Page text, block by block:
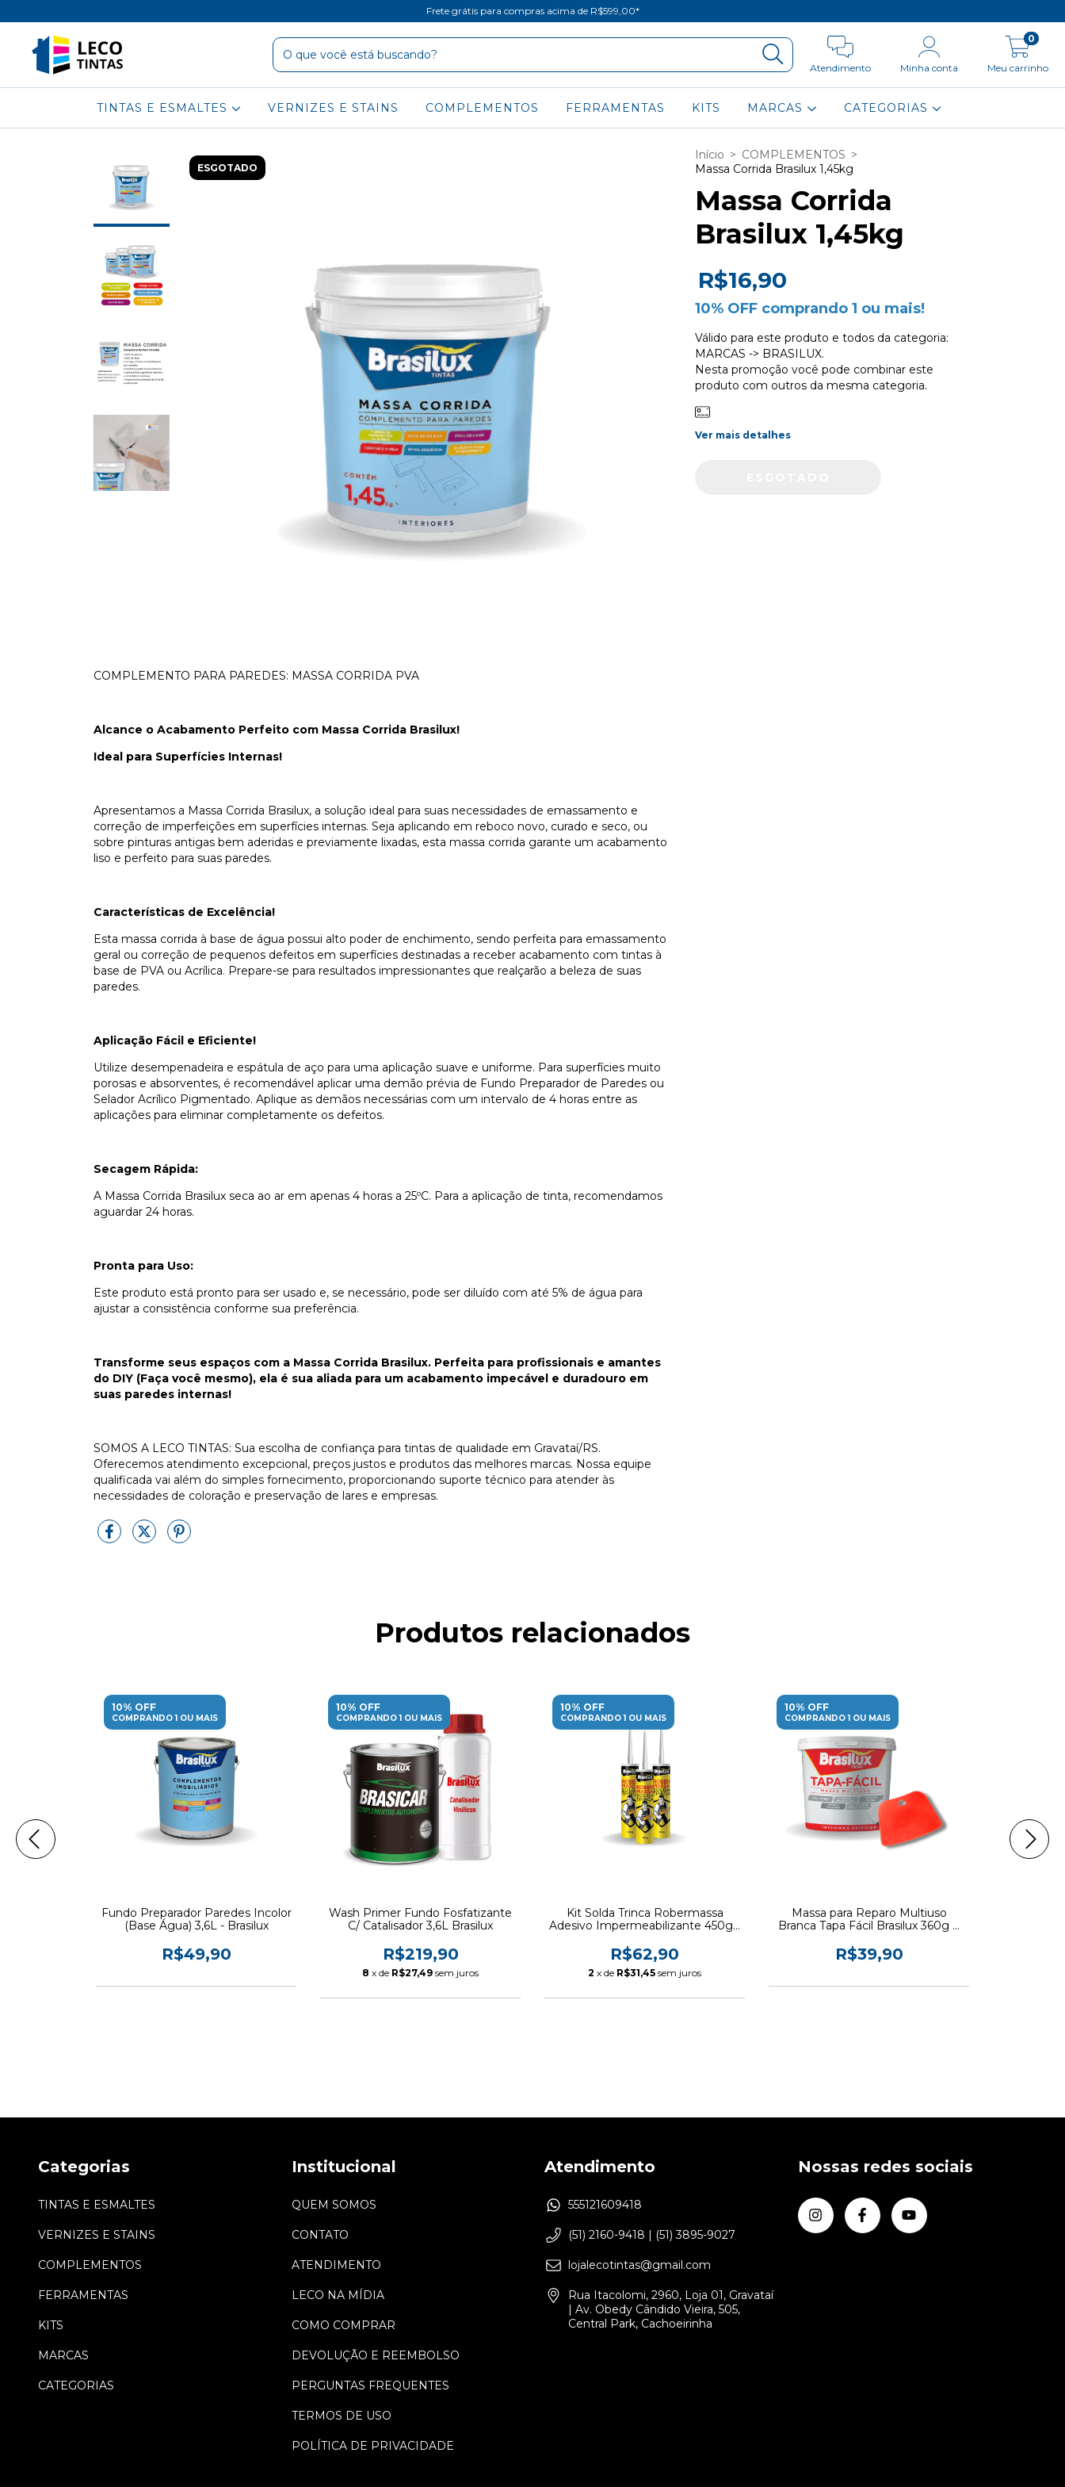
Frete grátis para compras acima de R$599,00*
Atendimento Minha conta Meu carrinho
0
TINTAS E ESMALTES VERNIZES E STAINS COMPLEMENTOS FERRAMENTAS KITS MARCAS CATEGORIAS
ESGOTADO
COMPLEMENTO PARA PAREDES: MASSA CORRIDA PVA
Alcance o Acabamento Perfeito com Massa Corrida Brasilux!
Ideal para Superfícies Internas!
Apresentamos a Massa Corrida Brasilux, a solução ideal para suas necessidades de emassamento e
correção de imperfeições em superfícies internas. Seja aplicando em reboco novo, curado e seco, ou
sobre pinturas antigas bem aderidas e previamente lixadas, esta massa corrida garante um acabamento
liso e perfeito para suas paredes.
Características de Excelência!
Esta massa corrida à base de água possui alto poder de enchimento, sendo perfeita para emassamento
geral ou correção de pequenos defeitos em superfícies destinadas a receber acabamento com tintas à
base de PVA ou Acrílica. Prepare-se para resultados impressionantes que realçarão a beleza de suas
paredes.
Aplicação Fácil e Eficiente!
Utilize desempenadeira e espátula de aço para uma aplicação suave e uniforme. Para superfícies muito
porosas e absorventes, é recomendável aplicar uma demão prévia de Fundo Preparador de Paredes ou
Selador Acrílico Pigmentado. Aplique as demãos necessárias com um intervalo de 4 horas entre as
aplicações para eliminar completamente os defeitos.
Secagem Rápida:
A Massa Corrida Brasilux seca ao ar em apenas 4 horas a 25ºC. Para a aplicação de tinta, recomendamos
aguardar 24 horas.
Pronta para Uso:
Este produto está pronto para ser usado e, se necessário, pode ser diluído com até 5% de água para
ajustar a consistência conforme sua preferência.
Transforme seus espaços com a Massa Corrida Brasilux. Perfeita para profissionais e amantes
do DIY (Faça você mesmo), ela é sua aliada para um acabamento impecável e duradouro em
suas paredes internas!
SOMOS A LECO TINTAS: Sua escolha de confiança para tintas de qualidade em Gravataí/RS.
Oferecemos atendimento excepcional, preços justos e produtos das melhores marcas. Nossa equipe
qualificada vai além do simples fornecimento, proporcionando suporte técnico para atender às
necessidades de coloração e preservação de lares e empresas.
Início > COMPLEMENTOS >
Massa Corrida Brasilux 1,45kg
Massa Corrida
Brasilux 1,45kg
R$16,90
10% OFF comprando 1 ou mais!
Válido para este produto e todos da categoria:
MARCAS -> BRASILUX.
Nesta promoção você pode combinar este
produto com outros da mesma categoria.
Ver mais detalhes
Produtos relacionados
10% OFF
COMPRANDO 1 OU MAIS
Fundo Preparador Paredes Incolor
(Base Água) 3,6L - Brasilux
R$49,90
10% OFF
COMPRANDO 1 OU MAIS
Wash Primer Fundo Fosfatizante
C/ Catalisador 3,6L Brasilux
R$219,90
8 x de R$27,49 sem juros
10% OFF
COMPRANDO 1 OU MAIS
Kit Solda Trinca Robermassa
Adesivo Impermeabilizante 450g -
R$62,90
2 x de R$31,45 sem juros
10% OFF
COMPRANDO 1 OU MAIS
Massa para Reparo Multiuso
Branca Tapa Fácil Brasilux 360g +
R$39,90
Categorias
TINTAS E ESMALTES
VERNIZES E STAINS
COMPLEMENTOS
FERRAMENTAS
KITS
MARCAS
CATEGORIAS
Institucional
QUEM SOMOS
CONTATO
ATENDIMENTO
LECO NA MÍDIA
COMO COMPRAR
DEVOLUÇÃO E REEMBOLSO
PERGUNTAS FREQUENTES
TERMOS DE USO
POLÍTICA DE PRIVACIDADE
Atendimento
555121609418
(51) 2160-9418 | (51) 3895-9027
lojalecotintas@gmail.com
Rua Itacolomi, 2960, Loja 01, Gravataí
| Av. Obedy Cândido Vieira, 505,
Central Park, Cachoeirinha
Nossas redes sociais